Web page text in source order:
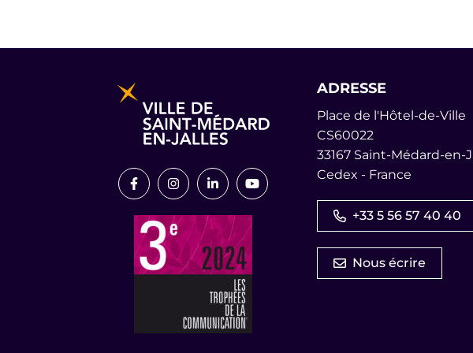
Lien vers le compte Facebook
Lien vers le compte Instagram
Lien vers le compte Linkedin
Lien vers la chaîne Youtube
ADRESSE
Place de l'Hôtel-de-Ville
CS60022
33167 Saint-Médard-en-
Cedex - France
+33 5 56 57 40 40
Nous écrire